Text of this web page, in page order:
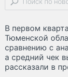
В первом
Тюменской
сравнению с
а средний чек
рассказали в